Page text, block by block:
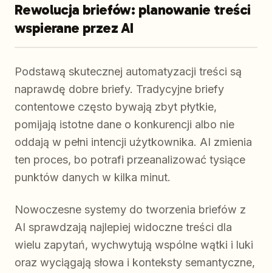
Rewolucja briefów: planowanie treści
wspierane przez AI
Podstawą skutecznej automatyzacji treści są
naprawdę dobre briefy. Tradycyjne briefy
contentowe często bywają zbyt płytkie,
pomijają istotne dane o konkurencji albo nie
oddają w pełni intencji użytkownika. AI zmienia
ten proces, bo potrafi przeanalizować tysiące
punktów danych w kilka minut.
Nowoczesne systemy do tworzenia briefów z
AI sprawdzają najlepiej widoczne treści dla
wielu zapytań, wychwytują wspólne wątki i luki
oraz wyciągają słowa i konteksty semantyczne,